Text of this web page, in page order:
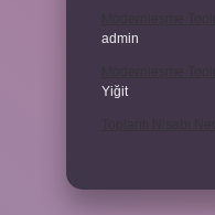
admin
Yiğit